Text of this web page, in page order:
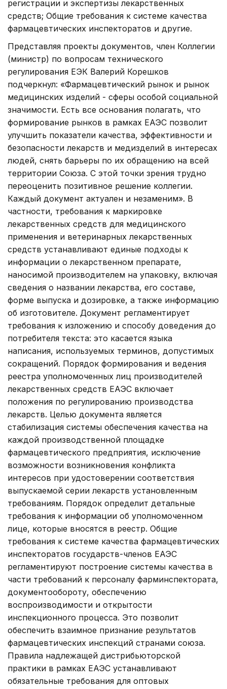
регистрации и экспертизы лекарственных
средств; Общие требования к системе качества
фармацевтических инспекторатов и другие.
Представляя проекты документов, член Коллегии
(министр) по вопросам технического
регулирования ЕЭК Валерий Корешков
подчеркнул: «Фармацевтический рынок и рынок
медицинских изделий - сферы особой социальной
значимости. Есть все основания полагать, что
формирование рынков в рамках ЕАЭС позволит
улучшить показатели качества, эффективности и
безопасности лекарств и медизделий в интересах
людей, снять барьеры по их обращению на всей
территории Союза. С этой точки зрения трудно
переоценить позитивное решение коллегии.
Каждый документ актуален и незаменим». В
частности, требования к маркировке
лекарственных средств для медицинского
применения и ветеринарных лекарственных
средств устанавливают единые подходы к
информации о лекарственном препарате,
наносимой производителем на упаковку, включая
сведения о названии лекарства, его составе,
форме выпуска и дозировке, а также информацию
об изготовителе. Документ регламентирует
требования к изложению и способу доведения до
потребителя текста: это касается языка
написания, используемых терминов, допустимых
сокращений. Порядок формирования и ведения
реестра уполномоченных лиц производителей
лекарственных средств ЕАЭС включает
положения по регулированию производства
лекарств. Целью документа является
стабилизация системы обеспечения качества на
каждой производственной площадке
фармацевтического предприятия, исключение
возможности возникновения конфликта
интересов при удостоверении соответствия
выпускаемой серии лекарств установленным
требованиям. Порядок определит детальные
требования к информации об уполномоченном
лице, которые вносятся в реестр. Общие
требования к системе качества фармацевтических
инспекторатов государств-членов ЕАЭС
регламентируют построение системы качества в
части требований к персоналу фарминспектората,
документообороту, обеспечению
воспроизводимости и открытости
инспекционного процесса. Это позволит
обеспечить взаимное признание результатов
фармацевтических инспекций странами союза.
Правила надлежащей дистрибьюторской
практики в рамках ЕАЭС устанавливают
обязательные требования для оптовых